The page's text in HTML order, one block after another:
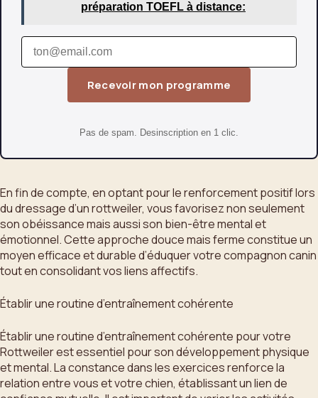
préparation TOEFL à distance:
Recevoir mon programme
Pas de spam. Desinscription en 1 clic.
En fin de compte, en optant pour le renforcement positif lors
du dressage d’un rottweiler, vous favorisez non seulement
son obéissance mais aussi son bien-être mental et
émotionnel. Cette approche douce mais ferme constitue un
moyen efficace et durable d’éduquer votre compagnon canin
tout en consolidant vos liens affectifs.
Établir une routine d’entraînement cohérente
Établir une routine d’entraînement cohérente pour votre
Rottweiler est essentiel pour son développement physique
et mental. La constance dans les exercices renforce la
relation entre vous et votre chien, établissant un lien de